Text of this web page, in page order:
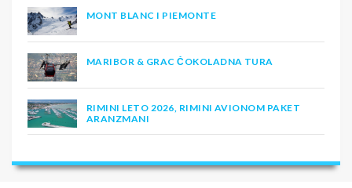
MONT BLANC I PIEMONTE
MARIBOR & GRAC ČOKOLADNA TURA
RIMINI LETO 2026, RIMINI AVIONOM PAKET
ARANZMANI